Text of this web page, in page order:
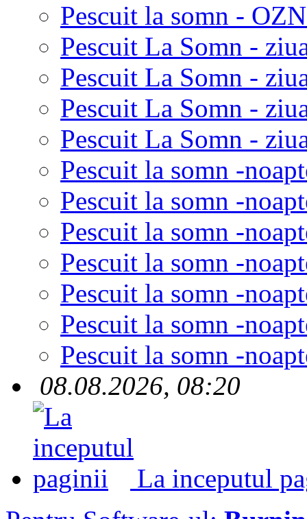
Pescuit la somn -
Pescuit La Somn -
Pescuit La Somn -
Pescuit La Somn -
Pescuit La Somn -
Pescuit la somn -
Pescuit la somn -
Pescuit la somn -
Pescuit la somn -
Pescuit la somn -
Pescuit la somn -
Pescuit la somn -
08.08.2026, 08:20
La inceputul